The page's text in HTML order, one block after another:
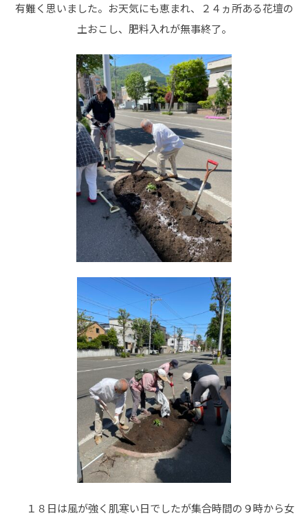
有難く思いました。お天気にも恵まれ、２４ヵ所ある花壇の
土おこし、肥料入れが無事終了。
１８日は風が強く肌寒い日でしたが集合時間の９時から女